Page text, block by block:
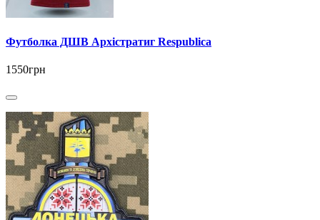
Футболка ДШВ Архістратиг Respublica
1550грн